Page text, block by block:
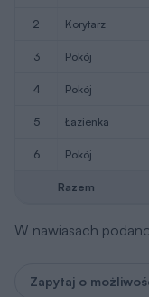
2 korytarz
3 pokój
4 pokój
5 łazienka
6 pokój
Razem
W nawiasach
Zapytaj o